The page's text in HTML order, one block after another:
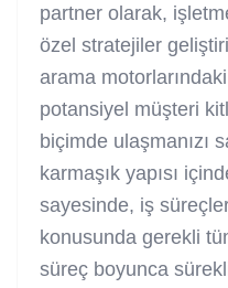
partner olarak,
özel stratejiler
arama
potansiyel müşteri
biçimde ulaşmanızı
karmaşık yapısı
sayesinde, iş
konusunda gerekli
süreç boyunca